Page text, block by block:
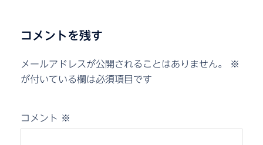
コメントを残す
メールアドレスが公開されることはありません。
※
が付いている欄は必須項目です
コメント ※